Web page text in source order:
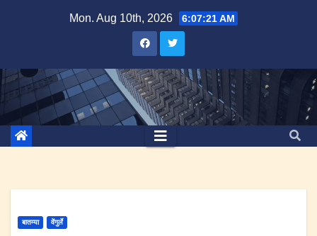
Mon. Aug 10th, 2026 6:07:21 AM
बातम्या वेंगुर्ले